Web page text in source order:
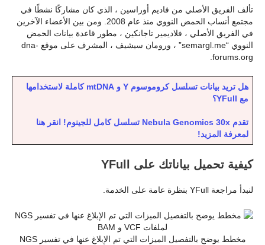
تألف الفريق الأصلي من فاديم أوراسين ، الذي كان مشاركًا نشطًا في
مجتمع أنساب الحمض النووي منذ عام 2008. ومن بين الأعضاء الآخرين
في الفريق الأصلي ، فلاديمير تاجانكين ، مطور قاعدة بيانات الحمض
النووي “semargl.me” ، ورومان سيشيف ، المشرف على موقع dna-
forums.org.
هل تريد بيانات تسلسل كروموسوم Y و mtDNA كاملة لاستخدامها
مع YFull؟
تقدم Nebula Genomics 30x تسلسل كامل للجينوم! انقر هنا
لمعرفة المزيد!
كيفية تحميل بياناتك على YFull
لنبدأ مراجعة YFull بنظرة عامة على الخدمة.
مخطط يوضح بالتفصيل الميزات التي تم الإبلاغ عنها في تفسير NGS